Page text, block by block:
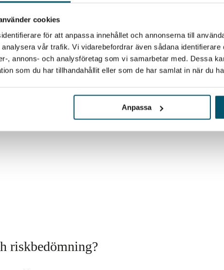
cookies
för att anpassa innehållet och annonserna till
vår trafik. Vi vidarebefordrar även sådana identifierare
, annons- och analysföretag som vi samarbetar med. Dessa
som du har tillhandahållit eller som de har samlat in när du
Anpassa
riskbedömning?